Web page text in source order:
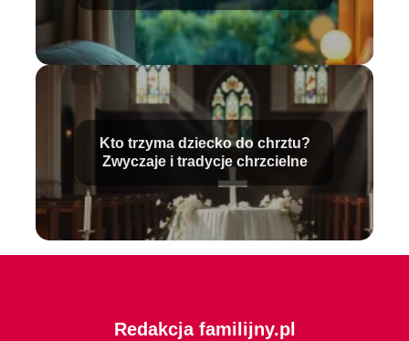
Kto trzyma dziecko do chrztu?
Zwyczaje i tradycje chrzcielne
Redakcja familijny.pl